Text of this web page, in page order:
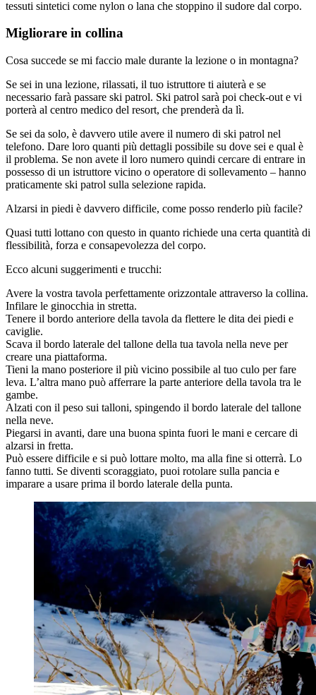
tessuti sintetici come nylon o lana che stoppino il sudore dal corpo.
Migliorare in collina
Cosa succede se mi faccio male durante la lezione o in montagna?
Se sei in una lezione, rilassati, il tuo istruttore ti aiuterà e se
necessario farà passare ski patrol. Ski patrol sarà poi check-out e vi
porterà al centro medico del resort, che prenderà da lì.
Se sei da solo, è davvero utile avere il numero di ski patrol nel
telefono. Dare loro quanti più dettagli possibile su dove sei e qual è
il problema. Se non avete il loro numero quindi cercare di entrare in
possesso di un istruttore vicino o operatore di sollevamento – hanno
praticamente ski patrol sulla selezione rapida.
Alzarsi in piedi è davvero difficile, come posso renderlo più facile?
Quasi tutti lottano con questo in quanto richiede una certa quantità di
flessibilità, forza e consapevolezza del corpo.
Ecco alcuni suggerimenti e trucchi:
Avere la vostra tavola perfettamente orizzontale attraverso la collina.
Infilare le ginocchia in stretta.
Tenere il bordo anteriore della tavola da flettere le dita dei piedi e
caviglie.
Scava il bordo laterale del tallone della tua tavola nella neve per
creare una piattaforma.
Tieni la mano posteriore il più vicino possibile al tuo culo per fare
leva. L’altra mano può afferrare la parte anteriore della tavola tra le
gambe.
Alzati con il peso sui talloni, spingendo il bordo laterale del tallone
nella neve.
Piegarsi in avanti, dare una buona spinta fuori le mani e cercare di
alzarsi in fretta.
Può essere difficile e si può lottare molto, ma alla fine si otterrà. Lo
fanno tutti. Se diventi scoraggiato, puoi rotolare sulla pancia e
imparare a usare prima il bordo laterale della punta.